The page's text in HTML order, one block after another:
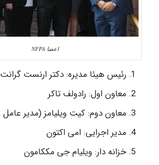
اعضا NFPA
رئیس هیئا مدیره: دکتر ارنست گرانت
معاون اول: رادولف تاکر
معاون دوم: کیت ویلیامز (مدیر عامل UL)
مدیر اجرایی: امی اکتون
خزانه دار: ویلیام جی مککامون